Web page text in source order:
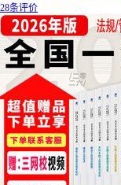
28条评价